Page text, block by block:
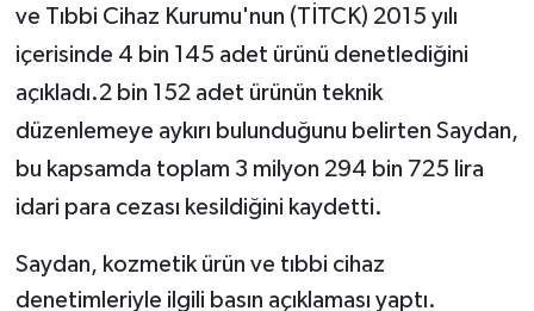
ve Tıbbi Cihaz Kurumu'nun (TİTCK) 2015 yılı
içerisinde 4 bin 145 adet ürünü denetlediğini
açıkladı.2 bin 152 adet ürünün teknik
düzenlemeye aykırı bulunduğunu belirten Saydan,
bu kapsamda toplam 3 milyon 294 bin 725 lira
idari para cezası kesildiğini kaydetti.
Saydan, kozmetik ürün ve tıbbi cihaz
denetimleriyle ilgili basın açıklaması yaptı.